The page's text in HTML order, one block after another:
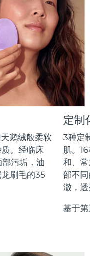
鹅绒般柔软
。经临床
污垢，油
刷毛的35
定制
3种定
肌。
和、
部不
澈，
基于
Max
removal device
removal
Prep Gel
serum
Solution
护理
lips
device
.
Set
& 18% PAP gel
Gel
预计送达日期 8/16/26
预计送达日期 8/12/26
预计送达日期8/16/26
预计送达日期 8/12/26
8/13/26
预计送达日期8/12/26
预计送达日期 8/13/26
8/10/26
8/12/26